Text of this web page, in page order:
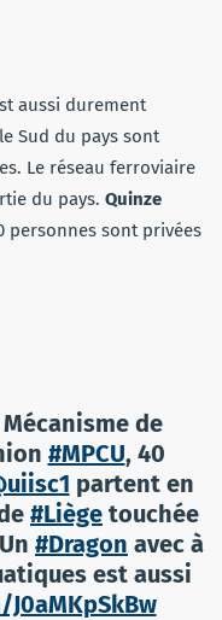
aussi durement
Sud du pays sont
Le réseau ferroviaire
du pays. Quinze
personnes sont privées
de
#MPCU, 40
partent en
#Liège touchée
#Dragon avec à
est aussi